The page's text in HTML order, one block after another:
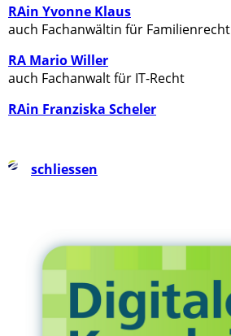
RAin Yvonne Klaus
auch Fachanwältin für Familienrecht
RA Mario Willer
auch Fachanwalt für IT-Recht
RAin Franziska Scheler
schliessen